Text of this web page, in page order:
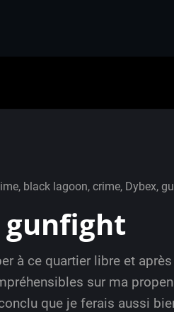
, black lagoon, crime, Dybex,
gunfight
à ce quartier libre et
sur ma
que je ferais aussi